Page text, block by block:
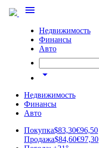
menu
Недвижимость
Финансы
Авто
arrow_drop_down
Недвижимость
Финансы
Авто
Покупка$83,30€96,50
Продажа$84,60€97,30